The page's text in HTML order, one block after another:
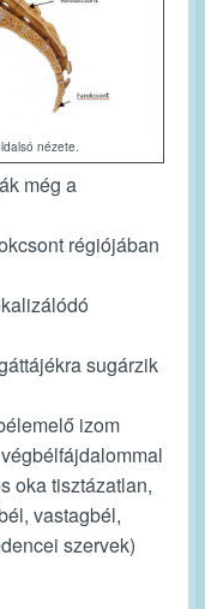
nézete.
még a
régiójában
sugárzik
izom
oka tisztázatlan,
vastagbél,
szervek)